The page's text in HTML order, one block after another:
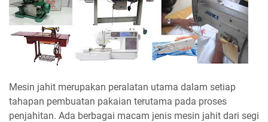
Mesin jahit merupakan peralatan utama dalam setiap
tahapan pembuatan pakaian terutama pada proses
penjahitan. Ada berbagai macam jenis mesin jahit dari segi